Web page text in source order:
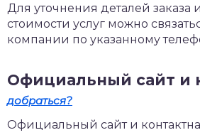
Для уточнения деталей заказа
стоимости услуг можно
компании по указанному
Официальный сайт и
добраться?
Официальный сайт и